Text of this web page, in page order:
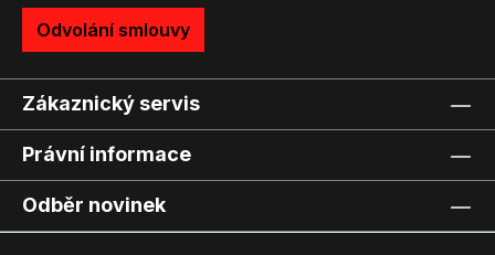
Odvolání smlouvy
Zákaznický servis
Právní informace
Odběr novinek